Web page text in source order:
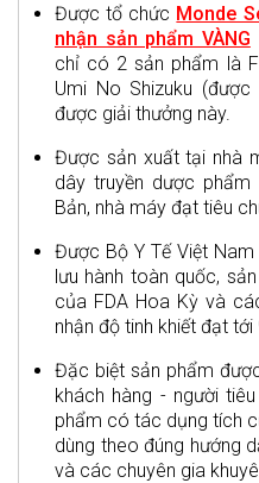
Được tổ chức Monde
nhận sản phẩm VÀNG
chỉ có 2 sản phẩm là
Umi No Shizuku
được giải thưởng này.
Được sản xuất tại nhà
dây truyền dược
Bản, nhà máy đạt tiêu
Được Bộ Y Tế Việt
lưu hành toàn quốc,
của FDA Hoa Kỳ và
nhận độ tinh khiết đạt tới
Đặc biệt sản phẩm
khách hàng - người
phẩm có tác dụng tích
dùng theo đúng hướng
và các chuyên gia